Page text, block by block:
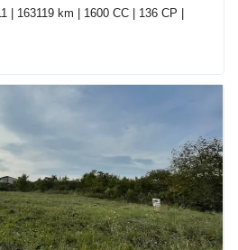
| 163119 km | 1600 CC | 136 CP |